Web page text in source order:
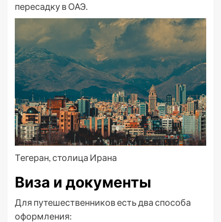
пересадку в ОАЭ.
Тегеран, столица Ирана
Виза и документы
Для путешественников есть два способа
оформления: